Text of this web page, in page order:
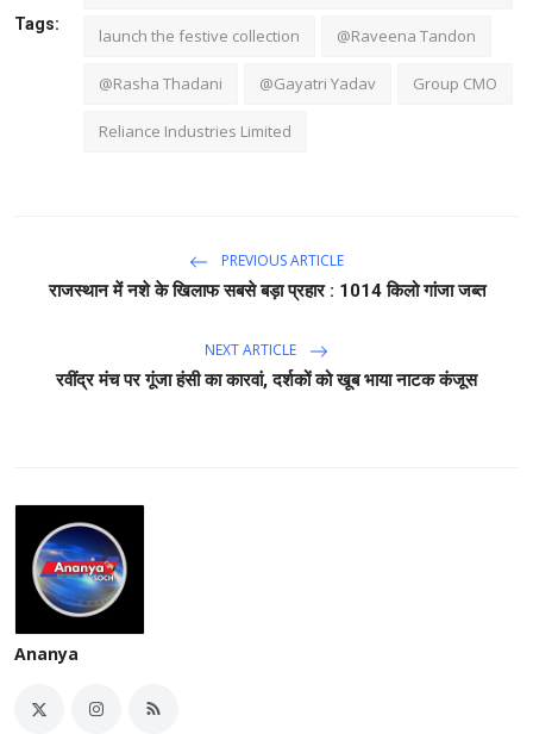
Tags:
launch the festive collection @Raveena Tandon
@Rasha Thadani @Gayatri Yadav Group CMO
Reliance Industries Limited
PREVIOUS ARTICLE
राजस्थान में नशे के खिलाफ सबसे बड़ा प्रहार : 1014 किलो गांजा जब्त
NEXT ARTICLE
रवींद्र मंच पर गूंजा हंसी का कारवां, दर्शकों को खूब भाया नाटक कंजूस
Ananya